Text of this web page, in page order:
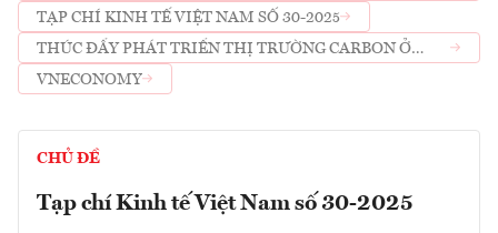
BẰNG BỘ TIÊU CHÍ AN TOÀN
TẠP CHÍ KINH TẾ VIỆT NAM SỐ 30-2025
THÚC ĐẨY PHÁT TRIỂN THỊ TRƯỜNG CARBON Ở
VIỆT NAM
VNECONOMY
CHỦ ĐỀ
Tạp chí Kinh tế Việt Nam số 30-2025